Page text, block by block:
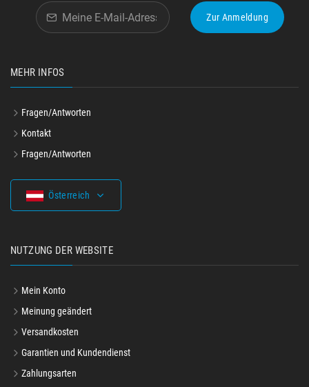
Zur Anmeldung
MEHR INFOS
Fragen/Antworten
Kontakt
Fragen/Antworten
Österreich
NUTZUNG DER WEBSITE
Mein Konto
Meinung geändert
Versandkosten
Garantien und Kundendienst
Zahlungsarten